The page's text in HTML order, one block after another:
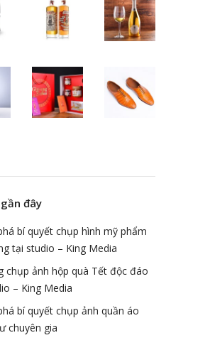
đây
bí quyết chụp hình mỹ phẩm
tại studio – King Media
chụp ảnh hộp quà Tết độc đáo
– King Media
bí quyết chụp ảnh quần áo
chuyên gia